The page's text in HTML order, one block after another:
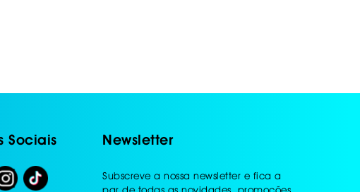
Sociais Newsletter
Subscreve a nossa newsletter e fica a